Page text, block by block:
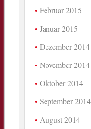
Februar 2015
Januar 2015
Dezember 2014
November 2014
Oktober 2014
September 2014
August 2014